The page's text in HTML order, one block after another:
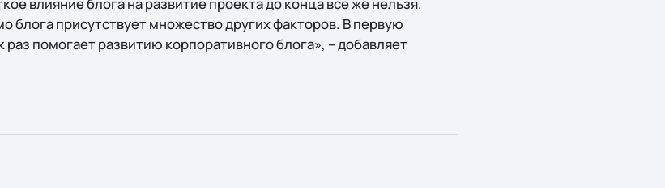
блога присутствует множество других факторов. В первую
помогает развитию корпоративного блога», – добавляет